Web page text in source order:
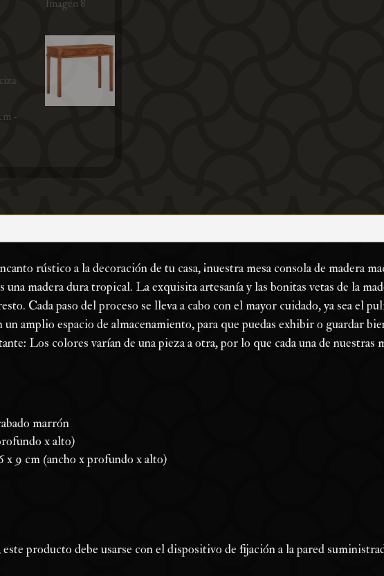
rústico a la decoración de tu casa, ¡nuestra mesa consola de madera
madera dura tropical. La exquisita artesanía y las bonitas vetas de la
Cada paso del proceso se lleva a cabo con el mayor cuidado, ya sea el
amplio espacio de almacenamiento, para que puedas exhibir o guardar
Los colores varían de una pieza a otra, por lo que cada una de nuestras
marrón
x alto)
9 cm (ancho x profundo x alto)
producto debe usarse con el dispositivo de fijación a la pared